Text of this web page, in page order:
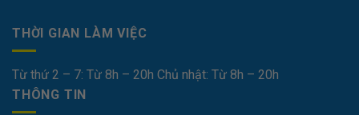
THỜI GIAN LÀM VIỆC
Từ thứ 2 – 7: Từ 8h – 20h Chủ nhật: Từ 8h – 20h
THÔNG TIN